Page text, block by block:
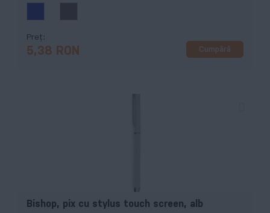
Preț
5,38 RON Cumpără
Bishop, pix cu stylus touch screen, alb